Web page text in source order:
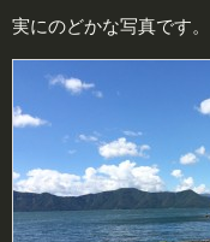
実にのどかな写真です。